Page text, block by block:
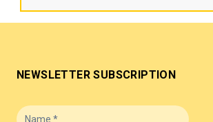
NEWSLETTER SUBSCRIPTION